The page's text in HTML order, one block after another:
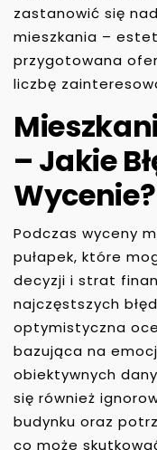
zastanowić się
mieszkania –
przygotowana
liczbę
– Jakie
Wycenie?
Podczas wyceny
pułapek, które
decyzji i strat
najczęstszych
optymistyczna
bazująca na
obiektywnych
się również
budynku oraz
co może